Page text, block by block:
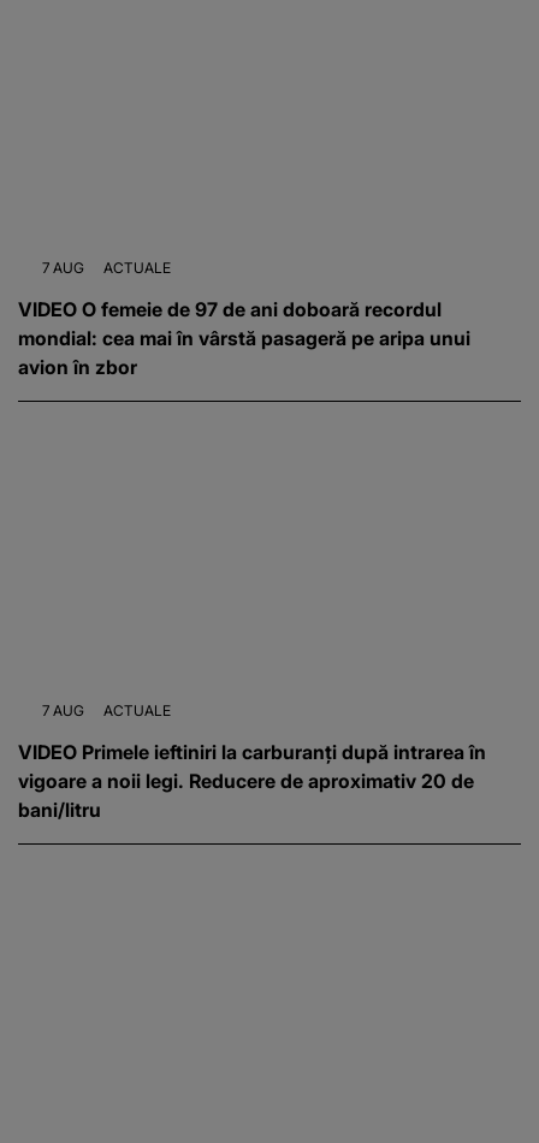
7 AUG ACTUALE
VIDEO O femeie de 97 de ani doboară recordul
mondial: cea mai în vârstă pasageră pe aripa unui
avion în zbor
7 AUG ACTUALE
VIDEO Primele ieftiniri la carburanți după intrarea în
vigoare a noii legi. Reducere de aproximativ 20 de
bani/litru